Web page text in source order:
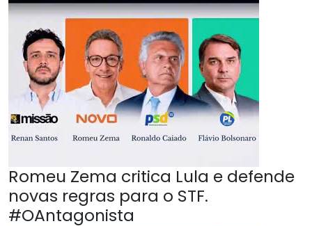
Romeu Zema critica Lula e defende
novas regras para o STF.
#OAntagonista